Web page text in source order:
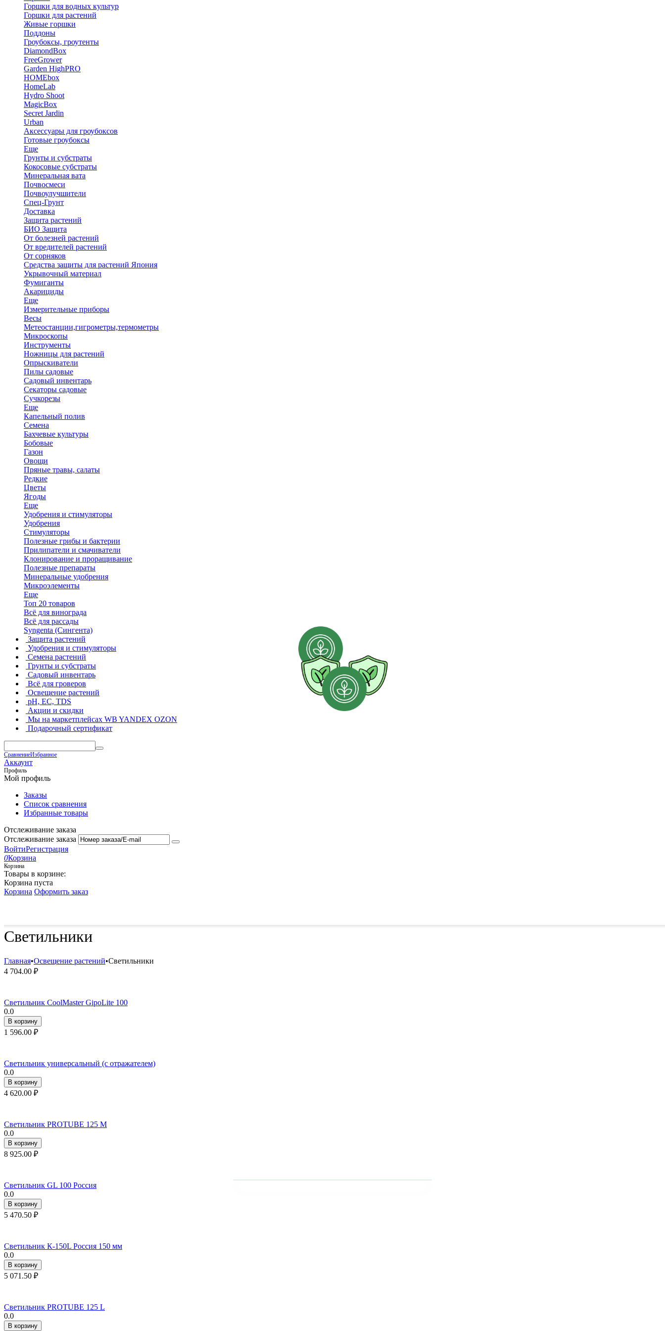
Горшки для водных культур
Горшки для растений
Живые горшки
Поддоны
Гроубоксы, гроутенты
DiamondBox
FreeGrower
Garden HighPRO
HOMEbox
HomeLab
Hydro Shoot
MagicBox
Secret Jardin
Urban
Аксессуары для гроубоксов
Готовые гроубоксы
Еще
Грунты и субстраты
Кокосовые субстраты
Минеральная вата
Почвосмеси
Почвоулучшители
Спец-Грунт
Доставка
Защита растений
БИО Защита
От болезней растений
От вредителей растений
От сорняков
Средства защиты для растений Япония
Укрывочный материал
Фумиганты
Акарициды
Еще
Измерительные приборы
Весы
Метеостанции,гигрометры,термометры
Микроскопы
Инструменты
Ножницы для растений
Опрыскиватели
Пилы садовые
Садовый инвентарь
Секаторы садовые
Сучкорезы
Еще
Капельный полив
Семена
Бахчевые культуры
Бобовые
Газон
Овощи
Пряные травы, салаты
Редкие
Цветы
Ягоды
Еще
Удобрения и стимуляторы
Удобрения
Стимуляторы
Полезные грибы и бактерии
Прилипатели и смачиватели
Клонирование и проращивание
Полезные препараты
Минеральные удобрения
Микроэлементы
Еще
Топ 20 товаров
Всё для винограда
Всё для рассады
Syngenta (Сингента)
Защита растений
Удобрения и стимуляторы
Семена растений
Грунты и субстраты
Садовый инвентарь
Всё для гроверов
Освещение растений
pH, EC, TDS
Акции и скидки
Мы на маркетплейсах WB YANDEX OZON
Подарочный сертификат
СравнениеИзбранное
Профиль
Аккаунт
Мой профиль
Заказы
Список сравнения
Избранные товары
Отслеживание заказа
Отслеживание заказа
ВойтиРегистрация
Корзина
0Корзина
Товары в корзине:
Корзина пуста
Корзина Оформить заказ
Светильники
Главная•Освещение растений•Светильники
4 704.00 ₽
Светильник CoolMaster GipoLite 100
0.0
В корзину
1 596.00 ₽
Светильник универсальный (с отражателем)
0.0
В корзину
4 620.00 ₽
Светильник PROTUBE 125 M
0.0
В корзину
8 925.00 ₽
Светильник GL 100 Россия
0.0
В корзину
5 470.50 ₽
Светильник К-150L Россия 150 мм
0.0
В корзину
5 071.50 ₽
Светильник PROTUBE 125 L
0.0
В корзину